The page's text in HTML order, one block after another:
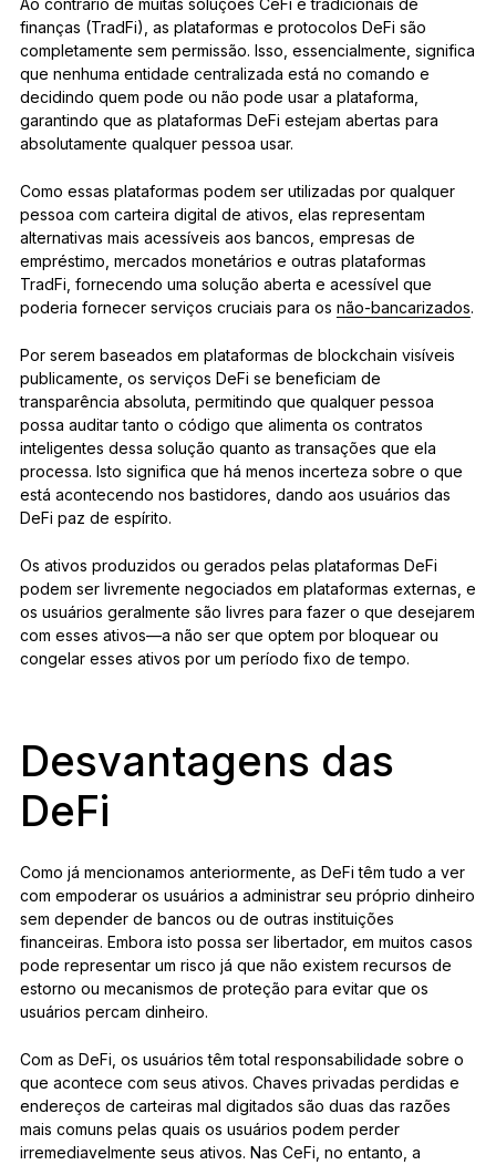
Ao contrário de muitas soluções CeFi e tradicionais de
finanças (TradFi), as plataformas e protocolos DeFi são
completamente sem permissão. Isso, essencialmente, significa
que nenhuma entidade centralizada está no comando e
decidindo quem pode ou não pode usar a plataforma,
garantindo que as plataformas DeFi estejam abertas para
absolutamente qualquer pessoa usar.
Como essas plataformas podem ser utilizadas por qualquer
pessoa com carteira digital de ativos, elas representam
alternativas mais acessíveis aos bancos, empresas de
empréstimo, mercados monetários e outras plataformas
TradFi, fornecendo uma solução aberta e acessível que
poderia fornecer serviços cruciais para os não-bancarizados.
Por serem baseados em plataformas de blockchain visíveis
publicamente, os serviços DeFi se beneficiam de
transparência absoluta, permitindo que qualquer pessoa
possa auditar tanto o código que alimenta os contratos
inteligentes dessa solução quanto as transações que ela
processa. Isto significa que há menos incerteza sobre o que
está acontecendo nos bastidores, dando aos usuários das
DeFi paz de espírito.
Os ativos produzidos ou gerados pelas plataformas DeFi
podem ser livremente negociados em plataformas externas, e
os usuários geralmente são livres para fazer o que desejarem
com esses ativos—a não ser que optem por bloquear ou
congelar esses ativos por um período fixo de tempo.
Desvantagens das
DeFi
Como já mencionamos anteriormente, as DeFi têm tudo a ver
com empoderar os usuários a administrar seu próprio dinheiro
sem depender de bancos ou de outras instituições
financeiras. Embora isto possa ser libertador, em muitos casos
pode representar um risco já que não existem recursos de
estorno ou mecanismos de proteção para evitar que os
usuários percam dinheiro.
Com as DeFi, os usuários têm total responsabilidade sobre o
que acontece com seus ativos. Chaves privadas perdidas e
endereços de carteiras mal digitados são duas das razões
mais comuns pelas quais os usuários podem perder
irremediavelmente seus ativos. Nas CeFi, no entanto, a